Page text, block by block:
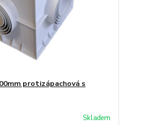
protizápachová s
Skladem